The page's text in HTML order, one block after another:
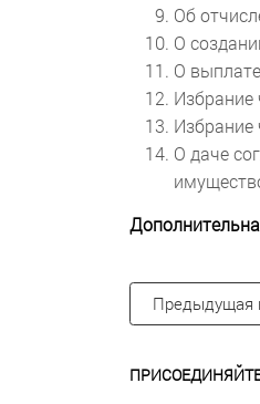
Об
О
О
Избрание
Избрание
О даче
Предыдущая